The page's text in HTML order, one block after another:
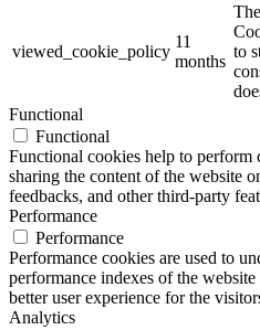
viewed_cookie_policy
11
months
to
Functional
Functional
Functional cookies help to
sharing the content of the website
feedbacks, and other third-party
Performance
Performance
Performance cookies are used to
performance indexes of the
better user experience for the
Analytics